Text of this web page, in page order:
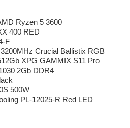
Ryzen 5 3600
400 RED
F
Crucial Ballistix RGB
XPG GAMMIX S11 Pro
2Gb DDR4
500W
PL-12025-R Red LED